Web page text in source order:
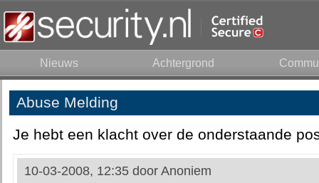
Nieuws Achtergrond
Abuse Melding
Je hebt een klacht over de onderstaande
10-03-2008, 12:35 door Anoniem